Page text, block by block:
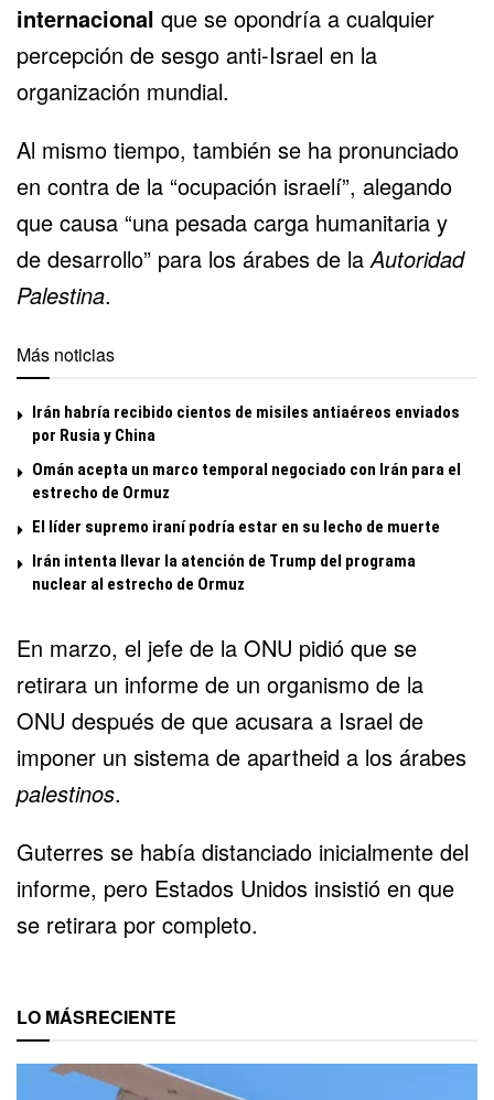
internacional que se opondría a cualquier
percepción de sesgo anti-Israel en la
organización mundial.
Al mismo tiempo, también se ha pronunciado
en contra de la “ocupación israelí”, alegando
que causa “una pesada carga humanitaria y
de desarrollo” para los árabes de la Autoridad
Palestina.
Más noticias
Irán habría recibido cientos de misiles antiaéreos enviados
por Rusia y China
Omán acepta un marco temporal negociado con Irán para el
estrecho de Ormuz
El líder supremo iraní podría estar en su lecho de muerte
Irán intenta llevar la atención de Trump del programa
nuclear al estrecho de Ormuz
En marzo, el jefe de la ONU pidió que se
retirara un informe de un organismo de la
ONU después de que acusara a Israel de
imponer un sistema de apartheid a los árabes
palestinos.
Guterres se había distanciado inicialmente del
informe, pero Estados Unidos insistió en que
se retirara por completo.
LO MÁSRECIENTE